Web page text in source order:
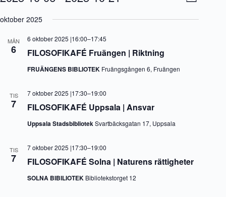
y
n
v
n
n
s
ä
oktober 2025
MÅN
6 FILOSOFIKAFÉ Fruängen | Riktning
6 oktober 2025 |16:00–17:45
FRUÄNGENS BIBLIOTEK Fruängsgången 6, Fruängen
TIS
7 FILOSOFIKAFÉ Uppsala | Ansvar
7 oktober 2025 |17:30–19:00
Uppsala StadsbibliotekSvartbäcksgatan 17, Uppsala
TIS
7 FILOSOFIKAFÉ Solna | Naturens rättigheter
7 oktober 2025 |17:30–19:00
SOLNA BIBILIOTEK Bibliotekstorget 12